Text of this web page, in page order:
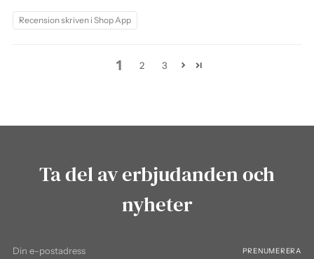
Recension skriven i Shop App
1 2 3
Ta del av erbjudanden och
nyheter
e-
PRENUMERERA